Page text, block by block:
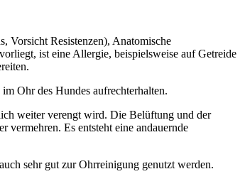
Vorsicht Resistenzen), Anatomische
ist eine Allergie, beispielsweise auf Getreide
Ohr des Hundes aufrechterhalten.
weiter verengt wird. Die Belüftung und der
vermehren. Es entsteht eine andauernde
sehr gut zur Ohrreinigung genutzt werden.